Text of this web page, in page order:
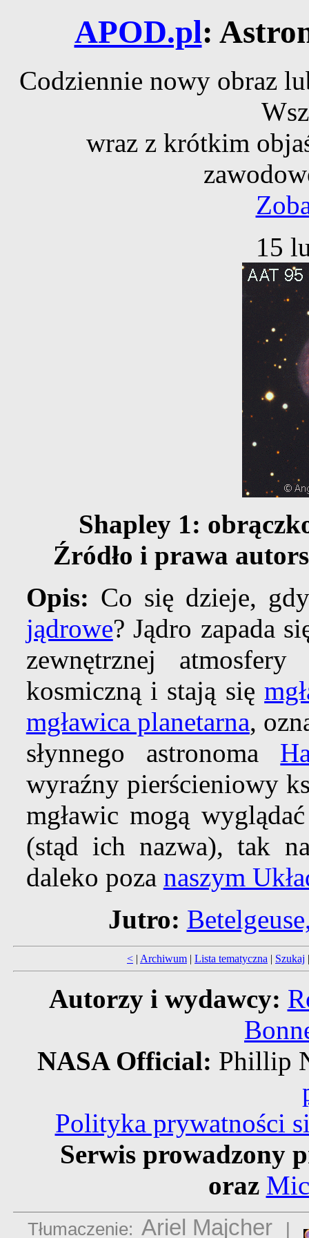
APOD.pl:
Codziennie nowy obraz
wraz z krótkim
15
Shapley 1:
Źródło i prawa
Opis: Co się dzieje,
jądrowe? Jądro zapada
zewnętrznej
kosmiczną i stają się
mgławica planetarna,
słynnego astronoma
wyraźny pierścieniowy
mgławic mogą
(stąd ich nazwa), tak
daleko poza naszym
Jutro:
< | Archiwum | Lista tematyczna | Szukaj
Autorzy i wydawcy:
NASA Official: Phillip
Polityka prywatności
Serwis prowadzony
oraz
Tłumaczenie: Ariel Majcher |